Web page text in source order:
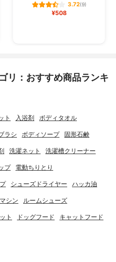
3.72(9)
¥508
リ：おすすめ商品ランキ
ト 入浴剤 ボディタオル
ラシ ボディソープ 固形石鹸
洗濯ネット 洗濯槽クリーナー
プ 電動ちりとり
シューズドライヤー ハッカ油
シン ルームシューズ
ト ドッグフード キャットフード